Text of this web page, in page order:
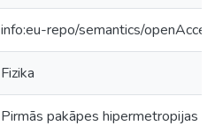
info:eu-repo/semantics/
Fizika
Pirmās pakāpes hipermetropijas